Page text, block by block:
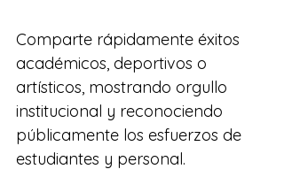
Comparte rápidamente éxitos
académicos, deportivos o
artísticos, mostrando orgullo
institucional y reconociendo
públicamente los esfuerzos de
estudiantes y personal.